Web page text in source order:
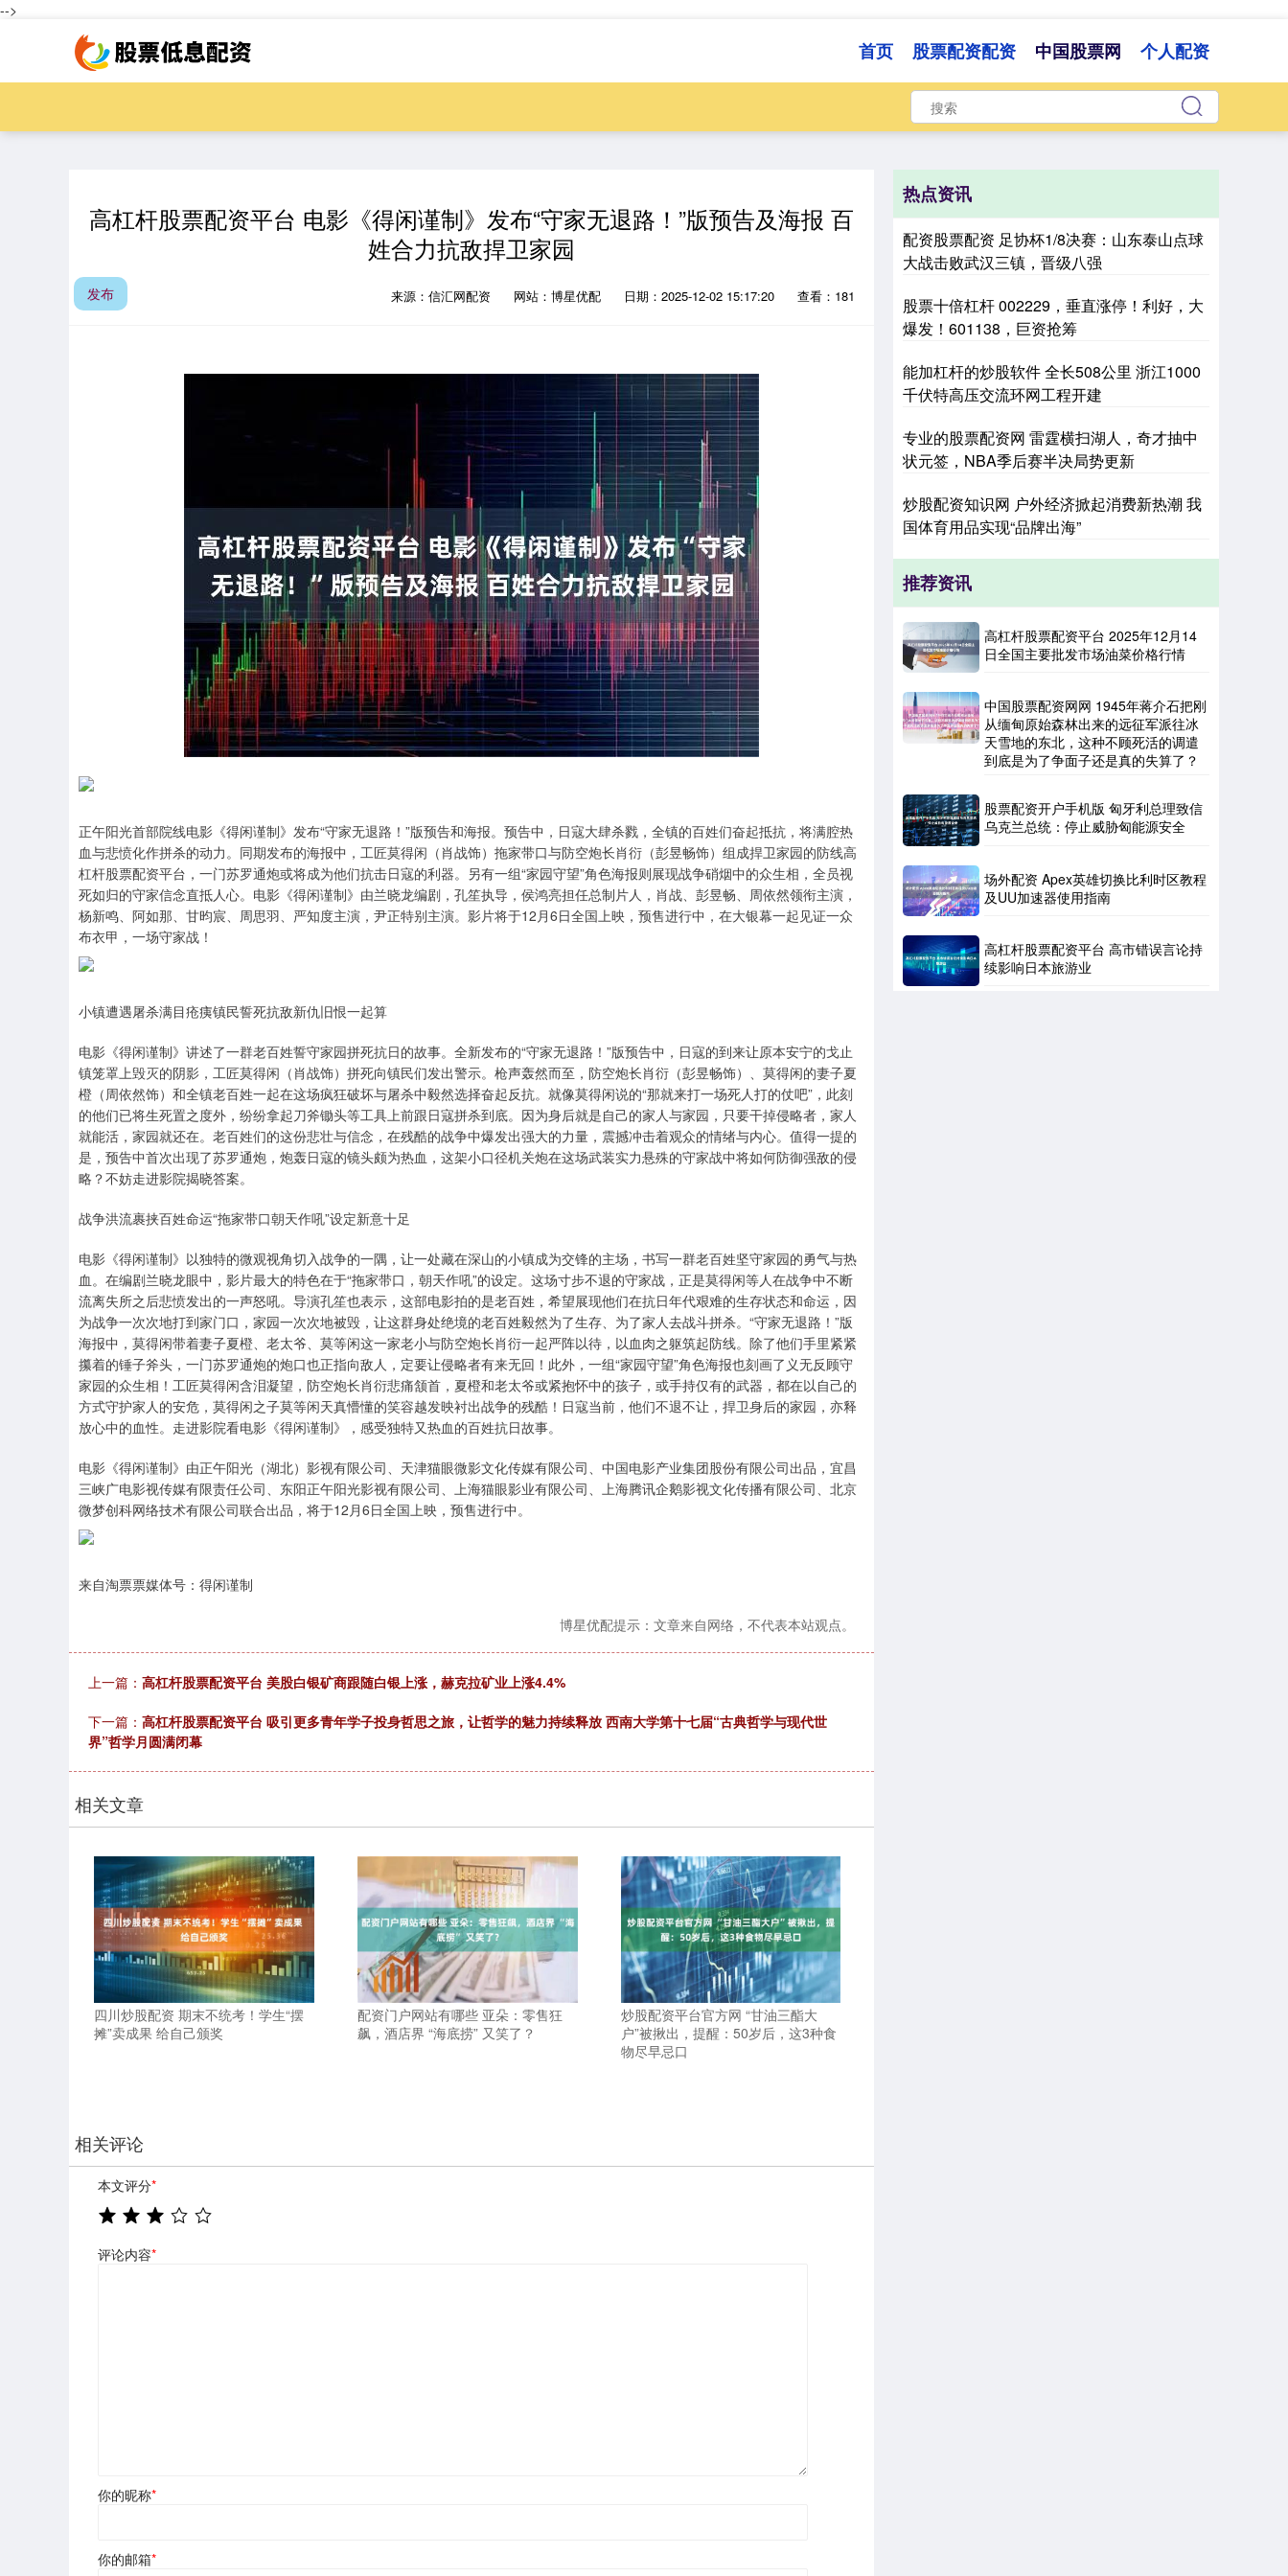
-->
首页 股票配资配资 中国股票网 个人配资
高杠杆股票配资平台 电影《得闲谨制》发布“守家无退路！”版预告及海报 百
姓合力抗敌捍卫家园
发布 来源：信汇网配资 网站：博星优配 日期：2025-12-02 15:17:20 查看：181
正午阳光首部院线电影《得闲谨制》发布“守家无退路！”版预告和海报。预告中，日寇大肆杀戮，全镇的百姓们奋起抵抗，将满腔热
血与悲愤化作拼杀的动力。同期发布的海报中，工匠莫得闲（肖战饰）拖家带口与防空炮长肖衍（彭昱畅饰）组成捍卫家园的防线高
杠杆股票配资平台，一门苏罗通炮或将成为他们抗击日寇的利器。另有一组“家园守望”角色海报则展现战争硝烟中的众生相，全员视
死如归的守家信念直抵人心。电影《得闲谨制》由兰晓龙编剧，孔笙执导，侯鸿亮担任总制片人，肖战、彭昱畅、周依然领衔主演，
杨新鸣、阿如那、甘昀宸、周思羽、严知度主演，尹正特别主演。影片将于12月6日全国上映，预售进行中，在大银幕一起见证一众
布衣甲，一场守家战！
小镇遭遇屠杀满目疮痍镇民誓死抗敌新仇旧恨一起算
电影《得闲谨制》讲述了一群老百姓誓守家园拼死抗日的故事。全新发布的“守家无退路！”版预告中，日寇的到来让原本安宁的戈止
镇笼罩上毁灭的阴影，工匠莫得闲（肖战饰）拼死向镇民们发出警示。枪声轰然而至，防空炮长肖衍（彭昱畅饰）、莫得闲的妻子夏
橙（周依然饰）和全镇老百姓一起在这场疯狂破坏与屠杀中毅然选择奋起反抗。就像莫得闲说的“那就来打一场死人打的仗吧”，此刻
的他们已将生死置之度外，纷纷拿起刀斧锄头等工具上前跟日寇拼杀到底。因为身后就是自己的家人与家园，只要干掉侵略者，家人
就能活，家园就还在。老百姓们的这份悲壮与信念，在残酷的战争中爆发出强大的力量，震撼冲击着观众的情绪与内心。值得一提的
是，预告中首次出现了苏罗通炮，炮轰日寇的镜头颇为热血，这架小口径机关炮在这场武装实力悬殊的守家战中将如何防御强敌的侵
略？不妨走进影院揭晓答案。
战争洪流裹挟百姓命运“拖家带口朝天作吼”设定新意十足
电影《得闲谨制》以独特的微观视角切入战争的一隅，让一处藏在深山的小镇成为交锋的主场，书写一群老百姓坚守家园的勇气与热
血。在编剧兰晓龙眼中，影片最大的特色在于“拖家带口，朝天作吼”的设定。这场寸步不退的守家战，正是莫得闲等人在战争中不断
流离失所之后悲愤发出的一声怒吼。导演孔笙也表示，这部电影拍的是老百姓，希望展现他们在抗日年代艰难的生存状态和命运，因
为战争一次次地打到家门口，家园一次次地被毁，让这群身处绝境的老百姓毅然为了生存、为了家人去战斗拼杀。“守家无退路！”版
海报中，莫得闲带着妻子夏橙、老太爷、莫等闲这一家老小与防空炮长肖衍一起严阵以待，以血肉之躯筑起防线。除了他们手里紧紧
攥着的锤子斧头，一门苏罗通炮的炮口也正指向敌人，定要让侵略者有来无回！此外，一组“家园守望”角色海报也刻画了义无反顾守
家园的众生相！工匠莫得闲含泪凝望，防空炮长肖衍悲痛颔首，夏橙和老太爷或紧抱怀中的孩子，或手持仅有的武器，都在以自己的
方式守护家人的安危，莫得闲之子莫等闲天真懵懂的笑容越发映衬出战争的残酷！日寇当前，他们不退不让，捍卫身后的家园，亦释
放心中的血性。走进影院看电影《得闲谨制》，感受独特又热血的百姓抗日故事。
电影《得闲谨制》由正午阳光（湖北）影视有限公司、天津猫眼微影文化传媒有限公司、中国电影产业集团股份有限公司出品，宜昌
三峡广电影视传媒有限责任公司、东阳正午阳光影视有限公司、上海猫眼影业有限公司、上海腾讯企鹅影视文化传播有限公司、北京
微梦创科网络技术有限公司联合出品，将于12月6日全国上映，预售进行中。
来自淘票票媒体号：得闲谨制
博星优配提示：文章来自网络，不代表本站观点。
上一篇： 高杠杆股票配资平台 美股白银矿商跟随白银上涨，赫克拉矿业上涨4.4%
下一篇： 高杠杆股票配资平台 吸引更多青年学子投身哲思之旅，让哲学的魅力持续释放 西南大学第十七届“古典哲学与现代世
界”哲学月圆满闭幕
相关文章
四川炒股配资 期末不统考！学生“摆
摊”卖成果 给自己颁奖
配资门户网站有哪些 亚朵：零售狂
飙，酒店界 “海底捞” 又笑了？
炒股配资平台官方网 “甘油三酯大
户”被揪出，提醒：50岁后，这3种食
物尽早忌口
相关评论
本文评分*
评论内容*
你的昵称*
你的邮箱*
热点资讯
配资股票配资 足协杯1/8决赛：山东泰山点球
大战击败武汉三镇，晋级八强
股票十倍杠杆 002229，垂直涨停！利好，大
爆发！601138，巨资抢筹
能加杠杆的炒股软件 全长508公里 浙江1000
千伏特高压交流环网工程开建
专业的股票配资网 雷霆横扫湖人，奇才抽中
状元签，NBA季后赛半决局势更新
炒股配资知识网 户外经济掀起消费新热潮 我
国体育用品实现“品牌出海”
推荐资讯
高杠杆股票配资平台 2025年12月14
日全国主要批发市场油菜价格行情
中国股票配资网网 1945年蒋介石把刚
从缅甸原始森林出来的远征军派往冰
天雪地的东北，这种不顾死活的调遣
到底是为了争面子还是真的失算了？
股票配资开户手机版 匈牙利总理致信
乌克兰总统：停止威胁匈能源安全
场外配资 Apex英雄切换比利时区教程
及UU加速器使用指南
高杠杆股票配资平台 高市错误言论持
续影响日本旅游业